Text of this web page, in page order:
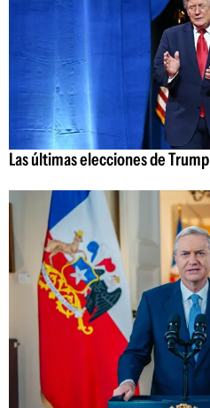
Las últimas elecciones de Trump